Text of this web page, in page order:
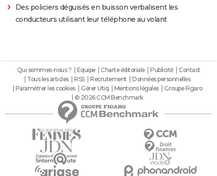
Des policiers déguisés en buisson verbalisent les
conducteurs utilisant leur téléphone au volant
Qui sommes-nous ? Equipe Charte éditoriale Publicité
Contact
Tous les articles
RSS Recrutement
Données personnelles
Paramétrer les cookies
Gérer Utiq Mentions légales
Groupe Figaro
© 2026 CCM Benchmark